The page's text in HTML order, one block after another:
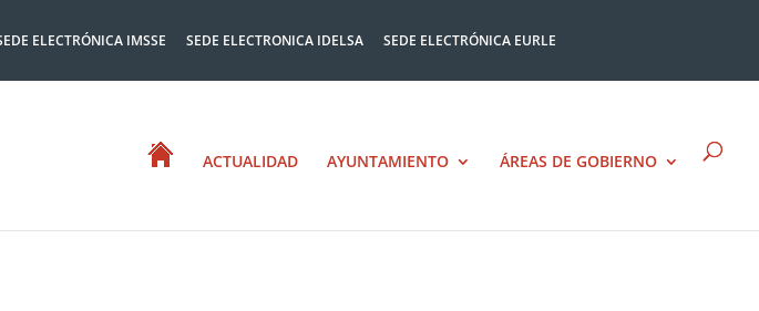
ELECTRÓNICA IMSSE SEDE ELECTRONICA IDELSA
SEDE ELECTRÓNICA EURLE
ACTUALIDAD AYUNTAMIENTO ÁREAS DE GOBIERNO